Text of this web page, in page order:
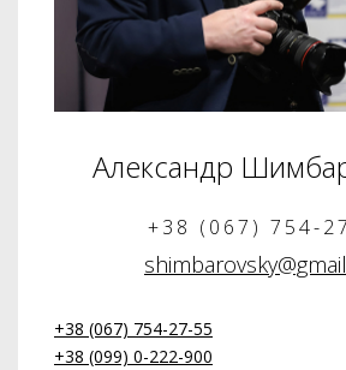
Александр
+38 (067) 754-
+38 (067) 754-27-55
+38 (099) 0-222-900